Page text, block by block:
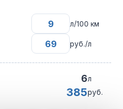
л/100 км
руб./л
6л
385руб.